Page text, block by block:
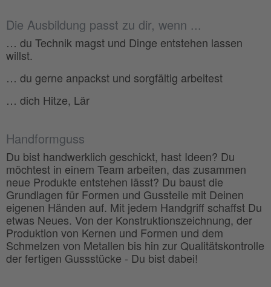
Die Ausbildung passt zu dir, wenn ...
… du Technik magst und Dinge entstehen lassen
willst.
… du gerne anpackst und sorgfältig arbeitest
… dich Hitze, Lär
Handformguss
Du bist handwerklich geschickt, hast Ideen? Du
möchtest in einem Team arbeiten, das zusammen
neue Produkte entstehen lässt? Du baust die
Grundlagen für Formen und Gussteile mit Deinen
eigenen Händen auf. Mit jedem Handgriff schaffst Du
etwas Neues. Von der Konstruktionszeichnung, der
Produktion von Kernen und Formen und dem
Schmelzen von Metallen bis hin zur Qualitätskontrolle
der fertigen Gussstücke - Du bist dabei!